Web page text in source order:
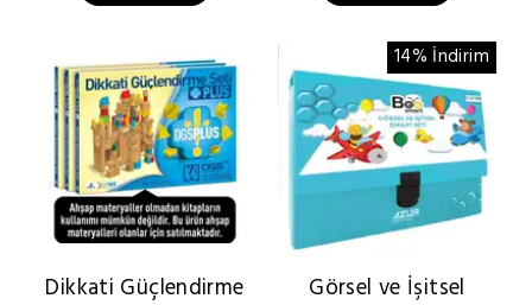
Dikkati Güçlendirme
14% İndirim
Görsel ve İşitsel